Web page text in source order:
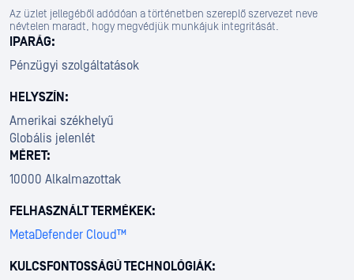
Az üzlet jellegéből adódóan a történetben szereplő szervezet neve
névtelen maradt, hogy megvédjük munkájuk integritását.
IPARÁG:
Pénzügyi szolgáltatások
HELYSZÍN:
Amerikai székhelyű
Globális jelenlét
MÉRET:
10000 Alkalmazottak
FELHASZNÁLT TERMÉKEK:
MetaDefender Cloud™
KULCSFONTOSSÁGÚ TECHNOLÓGIÁK: